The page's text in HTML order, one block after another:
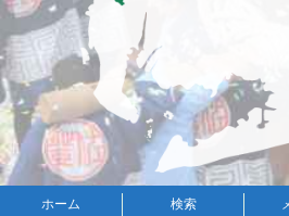
ホーム 検索